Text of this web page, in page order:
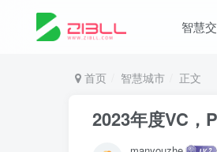
智慧
首页 智慧城市 正文
2023年度VC，